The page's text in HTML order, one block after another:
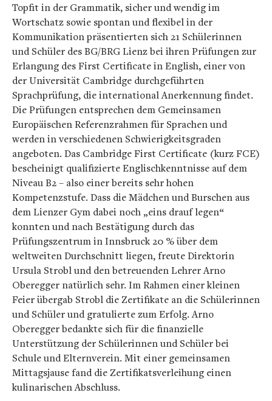
Topfit in der Grammatik, sicher und wendig im
Wortschatz sowie spontan und flexibel in der
Kommunikation präsentierten sich 21 Schülerinnen
und Schüler des BG/BRG Lienz bei ihren Prüfungen zur
Erlangung desFirst Certificate in English, einer von
der Universität Cambridge durchgeführten
Sprachprüfung, die international Anerkennung findet.
Die Prüfungen entsprechen dem Gemeinsamen
Europäischen Referenzrahmen für Sprachen und
werden in verschiedenen Schwierigkeitsgraden
angeboten. Das Cambridge First Certificate (kurz FCE)
bescheinigt qualifizierte Englischkenntnisse auf dem
Niveau B2 – also einer bereits sehr hohen
Kompetenzstufe. Dass die Mädchen und Burschen aus
dem Lienzer Gym dabei noch „eins drauf legen“
konnten und nach Bestätigung durch das
Prüfungszentrum in Innsbruck 20 % über dem
weltweiten Durchschnitt liegen, freute Direktorin
Ursula Strobl und den betreuenden Lehrer Arno
Oberegger natürlich sehr. Im Rahmen einer kleinen
Feier übergab Strobl die Zertifikate an die Schülerinnen
und Schüler und gratulierte zum Erfolg. Arno
Oberegger bedankte sich für die finanzielle
Unterstützung der Schülerinnen und Schüler bei
Schule und Elternverein. Mit einer gemeinsamen
Mittagsjause fand die Zertifikatsverleihung einen
kulinarischen Abschluss.